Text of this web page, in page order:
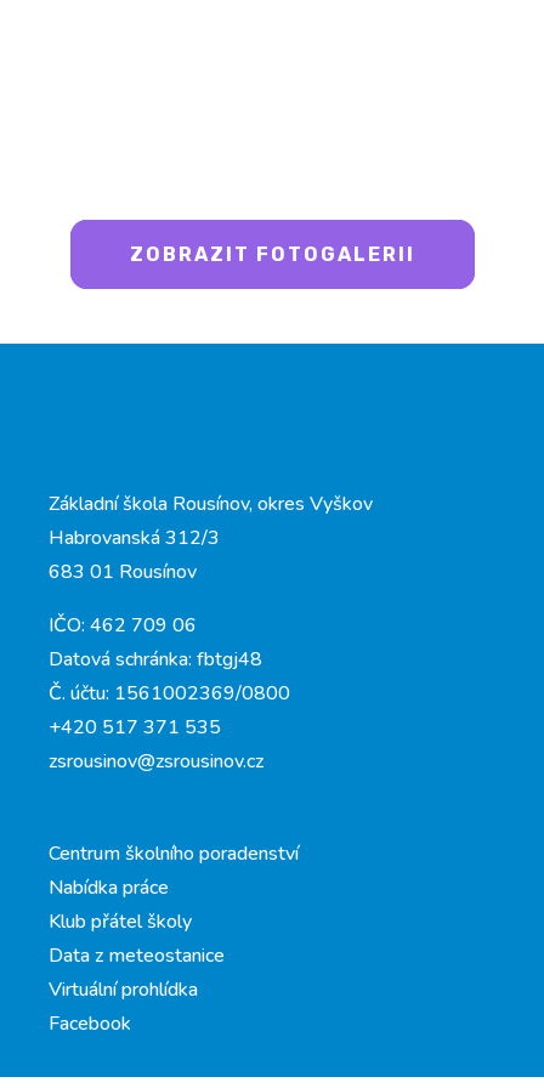
ZOBRAZIT FOTOGALERII
Základní škola Rousínov, okres Vyškov
Habrovanská 312/3
683 01 Rousínov
IČO: 462 709 06
Datová schránka: fbtgj48
Č. účtu: 1561002369/0800
+420 517 371 535
zsrousinov@zsrousinov.cz
Centrum školního poradenství
Nabídka práce
Klub přátel školy
Data z meteostanice
Virtuální prohlídka
Facebook